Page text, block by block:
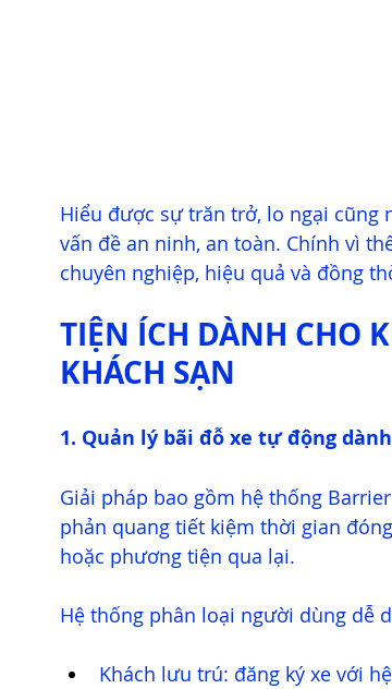
Hiểu được sự trăn trở, lo ngại cũng
vấn đề an ninh, an toàn. Chính vì
chuyên nghiệp, hiệu quả và đồng
TIỆN ÍCH DÀNH CHO
KHÁCH SẠN
1. Quản lý bãi đỗ xe tự động
Giải pháp bao gồm hệ thống
phản quang tiết kiệm thời gian
hoặc phương tiện qua lại.
Hệ thống phân loại người dùng dễ
Khách lưu trú: đăng ký xe với